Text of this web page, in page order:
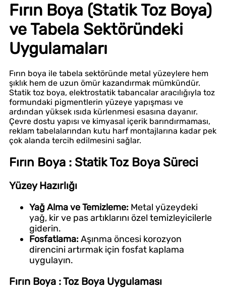
Fırın Boya (Statik Toz Boya)
ve Tabela Sektöründeki
Uygulamaları
Fırın boya ile tabela sektöründe metal yüzeylere hem
şıklık hem de uzun ömür kazandırmak mümkündür.
Statik toz boya, elektrostatik tabancalar aracılığıyla toz
formundaki pigmentlerin yüzeye yapışması ve
ardından yüksek ısıda kürlenmesi esasına dayanır.
Çevre dostu yapısı ve kimyasal içerik barındırmaması,
reklam tabelalarından kutu harf montajlarına kadar pek
çok alanda tercih edilmesini sağlar.
Fırın Boya : Statik Toz Boya Süreci
Yüzey Hazırlığı
Yağ Alma ve Temizleme: Metal yüzeydeki
yağ, kir ve pas artıklarını özel temizleyicilerle
giderin.
Fosfatlama: Aşınma öncesi korozyon
direncini artırmak için fosfat kaplama
uygulayın.
Fırın Boya : Toz Boya Uygulaması